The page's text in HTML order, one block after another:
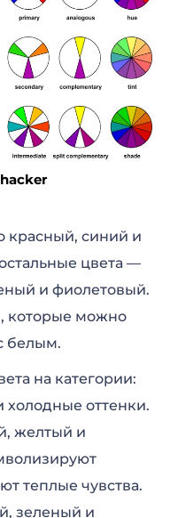
красный, синий и
цвета —
и фиолетовый.
которые можно
белым.
на категории:
холодные оттенки.
желтый и
теплые чувства.
зеленый и